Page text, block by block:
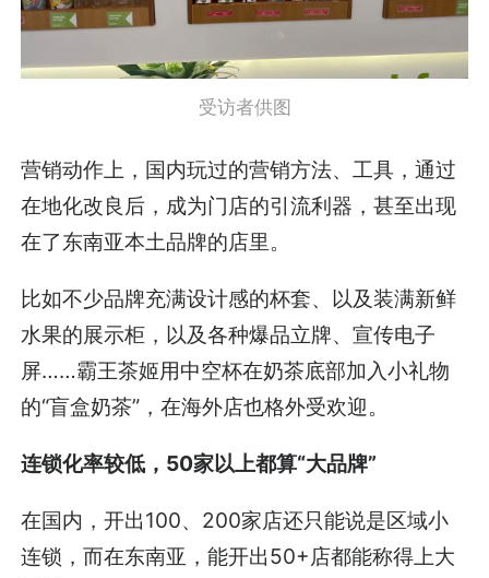
受访者供图
营销动作上，国内玩过的营销方法、工具，通过
在地化改良后，成为门店的引流利器，甚至出现
在了东南亚本土品牌的店里。
比如不少品牌充满设计感的杯套、以及装满新鲜
水果的展示柜，以及各种爆品立牌、宣传电子
屏……霸王茶姬用中空杯在奶茶底部加入小礼物
的“盲盒奶茶”，在海外店也格外受欢迎。
连锁化率较低，50家以上都算“大品牌”
在国内，开出100、200家店还只能说是区域小
连锁，而在东南亚，能开出50+店都能称得上大